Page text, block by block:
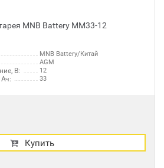
MNB Battery MM33-12
MNB Battery/Китай
AGM
В: 12
33
Купить